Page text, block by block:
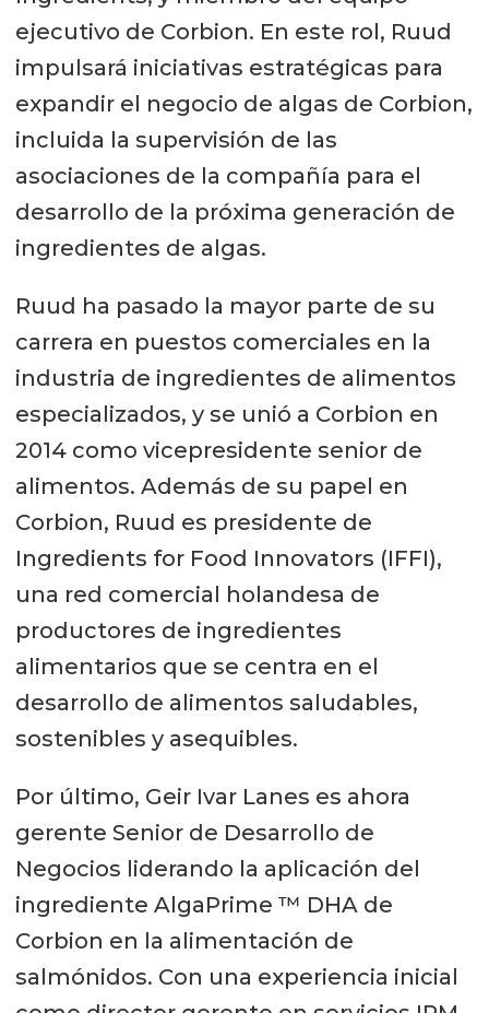
ejecutivo de Corbion. En este rol, Ruud
impulsará iniciativas estratégicas para
expandir el negocio de algas de Corbion,
incluida la supervisión de las
asociaciones de la compañía para el
desarrollo de la próxima generación de
ingredientes de algas.
Ruud ha pasado la mayor parte de su
carrera en puestos comerciales en la
industria de ingredientes de alimentos
especializados, y se unió a Corbion en
2014 como vicepresidente senior de
alimentos. Además de su papel en
Corbion, Ruud es presidente de
Ingredients for Food Innovators (IFFI),
una red comercial holandesa de
productores de ingredientes
alimentarios que se centra en el
desarrollo de alimentos saludables,
sostenibles y asequibles.
Por último, Geir Ivar Lanes es ahora
gerente Senior de Desarrollo de
Negocios liderando la aplicación del
ingrediente AlgaPrime ™ DHA de
Corbion en la alimentación de
salmónidos. Con una experiencia inicial